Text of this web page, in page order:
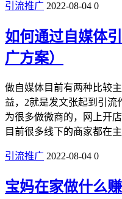
引流推广 2022-08-04 0
如何通过自媒体
广方案）
做自媒体目前有两种比较
益，2就是发文张起到引流
为很多做微商的，网上开
目前很多线下的商家都在
引流推广 2022-08-04 0
宝妈在家做什么